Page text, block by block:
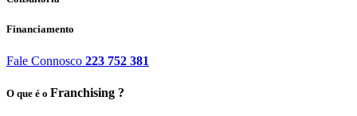
Financiamento
Fale Connosco 223 752 381
O que é o Franchising ?